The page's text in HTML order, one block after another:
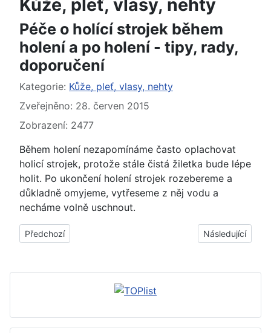
Kůže, pleť, vlasy, nehty
Péče o holící strojek během
holení a po holení - tipy, rady,
doporučení
Základní údaje
Kategorie: Kůže, pleť, vlasy, nehty
Zveřejněno: 28. červen 2015
Zobrazení: 2477
Během holení nezapomínáme často oplachovat
holicí strojek, protože stále čistá žiletka bude lépe
holit. Po ukončení holení strojek rozebereme a
důkladně omyjeme, vytřeseme z něj vodu a
necháme volně uschnout.
Předchozí článek: Jak to udělat, co použít, abychom měli
Předchozí Další článek:
Následující